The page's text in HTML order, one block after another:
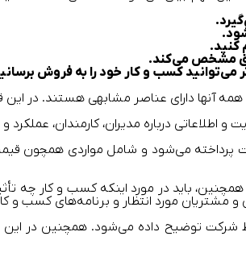
کنید.
مشخص می‌کند.
می‌توانید کسب‌ و ‌کار خود را به فروش
همه آنها دارای عناصر مشابهی هستند.
درباره مدیران، کارمندان،
می‌شود و شامل مواردی همچون
باید در مورد اینکه کسب ‌و کار چه
مورد انتظار و برنامه‌های کسب ‌و
توضیح داده می‌شود. همچنین در این